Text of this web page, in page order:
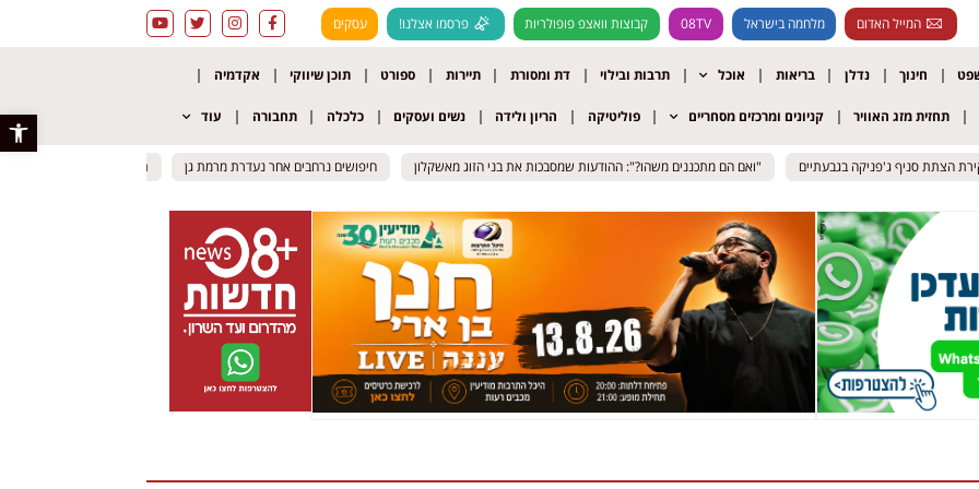
פתח
המייל האדום מלחמה בישראל 08TV קבוצות וואצפ פופולריות פרסמו אצלנו! עסקים
חינוך נדלן בריאות אוכל תרבות ובילוי דת ומסורת תיירות ספורט תוכן שיווקי אקדמיה
תחזית מזג האוויר קניונים ומרכזים מסחריים פוליטיקה הריון ולידה נשים ועסקים כלכלה תחבורה עוד
"ואם הם מתכננים משהו?": ההודעות שמסבכות את בני הזוג מאשקלון
"ואם הם מתכננים משהו?": ההודעות שמסבכות את בני הזוג מאשקלון חיפושים נרחבים אחר נעדרת מרמת גן תאונה קטלנית באילת: רוכב חיפושים נרחבים אחר נעדרת מרמת גן תאונה קטלנית באילת: רוכב